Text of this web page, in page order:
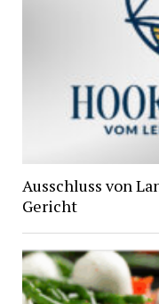
Ausschluss von
Gericht